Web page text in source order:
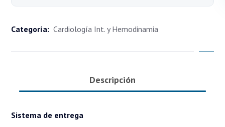
Categoría: Cardiología Int. y Hemodinamia
Descripción
Sistema de entrega